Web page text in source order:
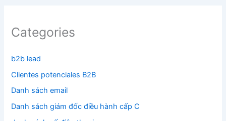
Categories
b2b lead
Clientes potenciales B2B
Danh sách email
Danh sách giám đốc điều hành cấp C